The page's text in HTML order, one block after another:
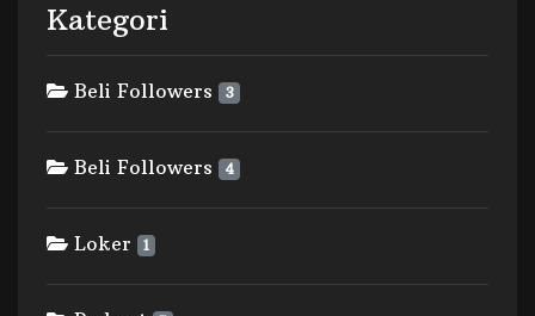
Kategori
Beli Followers 3
Beli Followers 4
Loker 1